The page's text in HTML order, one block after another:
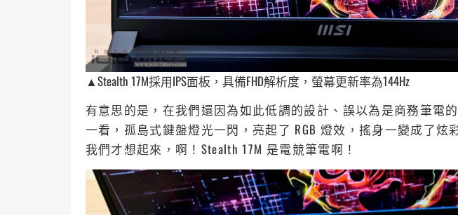
▲Stealth 17M採用IPS面板，具備FHD解析度，螢幕更新率為144Hz
有意思的是，在我們還因為如此低調的設計、誤以為是商務筆電
一看，孤島式鍵盤燈光一閃，亮起了 RGB 燈效，搖身一變成了炫
我們才想起來，啊！Stealth 17M 是電競筆電啊！